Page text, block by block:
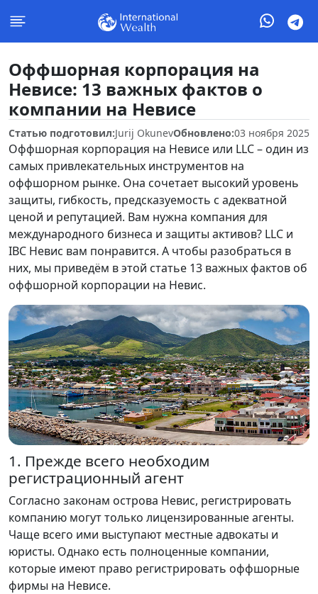
Оффшорная корпорация на
Невисе: 13 важных фактов о
компании на Невисе
Статью подготовил:Jurij OkunevОбновлено:03 ноября 2025
Оффшорная корпорация на Невисе или LLC – один из
самых привлекательных инструментов на
оффшорном рынке. Она сочетает высокий уровень
защиты, гибкость, предсказуемость с адекватной
ценой и репутацией. Вам нужна компания для
международного бизнеса и защиты активов? LLC и
IBC Невис вам понравится. А чтобы разобраться в
них, мы приведём в этой статье 13 важных фактов об
оффшорной корпорации на Невис.
1. Прежде всего необходим
регистрационный агент
Согласно законам острова Невис, регистрировать
компанию могут только лицензированные агенты.
Чаще всего ими выступают местные адвокаты и
юристы. Однако есть полноценные компании,
которые имеют право регистрировать оффшорные
фирмы на Невисе.